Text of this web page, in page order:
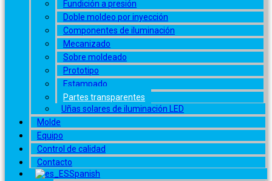
Fundición a presión
Doble moldeo por inyección
Componentes de iluminación
Mecanizado
Sobre moldeado
Prototipo
Estampado
Partes transparentes
Uñas solares de iluminación LED
Molde
Equipo
Control de calidad
Contacto
Spanish